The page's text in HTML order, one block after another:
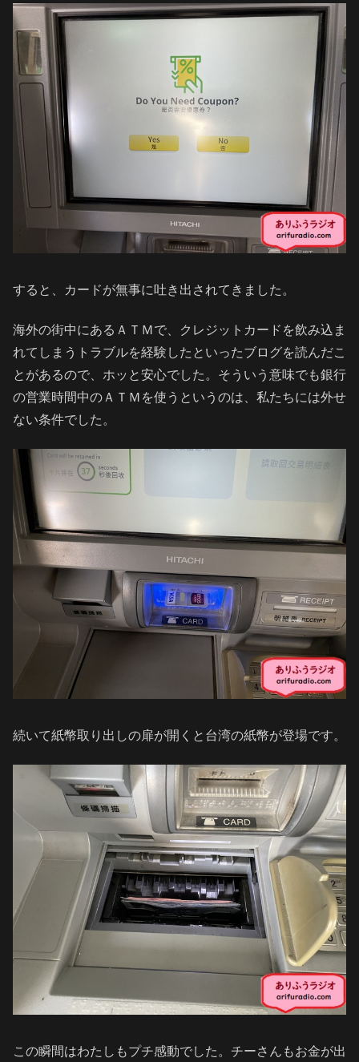
すると、カードが無事に吐き出されてきました。
海外の街中にあるＡＴＭで、クレジットカードを飲み込ま
れてしまうトラブルを経験したといったブログを読んだこ
とがあるので、ホッと安心でした。そういう意味でも銀行
の営業時間中のＡＴＭを使うというのは、私たちには外せ
ない条件でした。
続いて紙幣取り出しの扉が開くと台湾の紙幣が登場です。
この瞬間はわたしもプチ感動でした。チーさんもお金が出